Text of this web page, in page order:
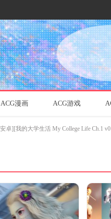
ACG漫画 ACG游戏
卓][我的大学生活 My College Life Ch.1